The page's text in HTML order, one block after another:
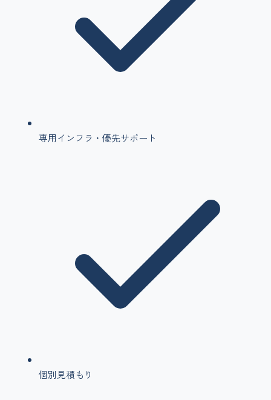
専用インフラ・優先サポート
個別見積もり